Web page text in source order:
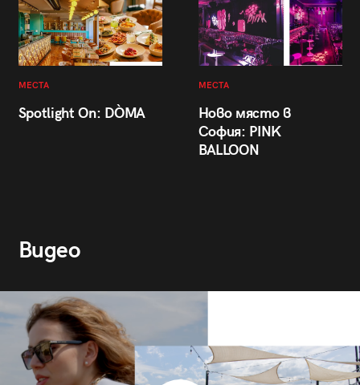
МЕСТА
Spotlight On: DÒMA
МЕСТА
Ново място в
София: PINK
BALLOON
Видео